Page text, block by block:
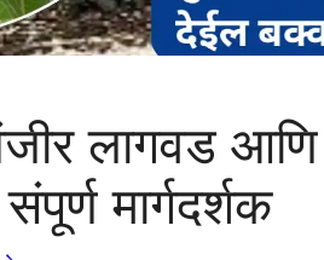
लागवड
मार्गदर्शक